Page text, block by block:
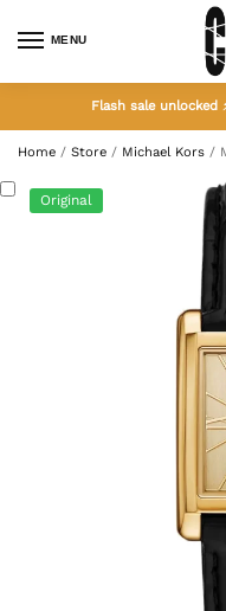
MENU
Flash sale
Home / Store / Michael Kors /
Original